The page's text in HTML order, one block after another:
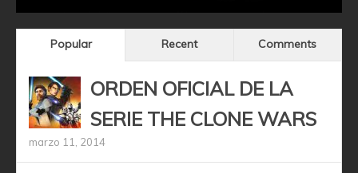
Popular Recent Comments
ORDEN OFICIAL DE LA
SERIE THE CLONE WARS
marzo 11, 2014